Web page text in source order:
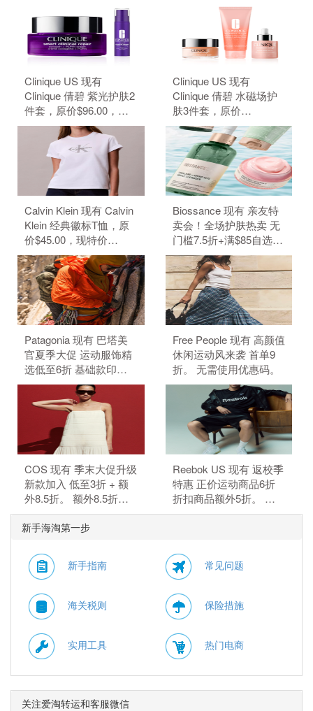
Clinique US 现有
Clinique 倩碧 紫光护肤2
件套，原价$96.00，现
特价$80.00（约541.24
元）。 无需使用优惠
Clinique US 现有
Clinique 倩碧 水磁场护
肤3件套，原价
$109.00，现特价
$91.00（约615.66
元）。 无需使用优惠
码。
Calvin Klein 现有 Calvin
Klein 经典徽标T恤，原
价$45.00，现特价
$22.50（约152.19
元）。 无需使用优惠
码。
Biossance 现有 亲友特
卖会！全场护肤热卖 无
门槛7.5折+满$85自选3
件好礼。 无需使用优惠
码。
Patagonia 现有 巴塔美
官夏季大促 运动服饰精
选低至6折 基础款印花T
恤$21.99。 无需使用优
惠码。
Free People 现有 高颜值
休闲运动风来袭 首单9
折。 无需使用优惠码。
COS 现有 季末大促升级
新款加入 低至3折 + 额
外8.5折。 额外8.5折，
需要使用优惠码：
MAY15。 优惠随时可能
Reebok US 现有 返校季
特惠 正价运动商品6折
折扣商品额外5折。 正
价商品6折，折扣商品额
新手海淘第一步
新手指南 常见问题
海关税则 保险措施
实用工具 热门电商
关注爱淘转运和客服微信